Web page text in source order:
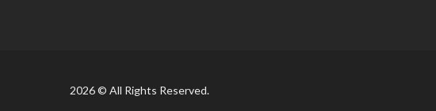
2026 © All Rights Reserved.